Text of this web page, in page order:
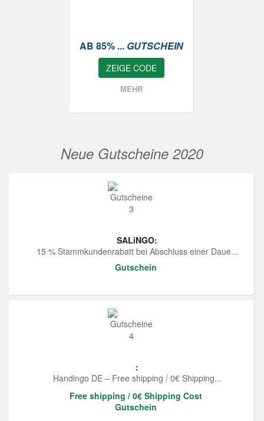
AB 85% ... GUTSCHEIN
ZEIGE CODE
MEHR
Neue Gutscheine 2020
SALiNGO:
15 % Stammkundenrabatt bei Abschluss einer Daue...
Gutschein
:
Handingo DE – Free shipping / 0€ Shipping...
Free shipping / 0€ Shipping Cost
Gutschein